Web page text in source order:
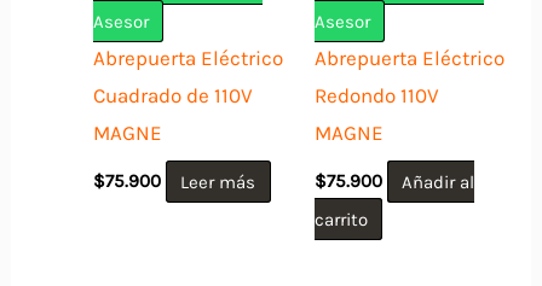
Asesor
Abrepuerta Eléctrico
Cuadrado de 110V
MAGNE
$75.900 Leer más
Asesor
Abrepuerta Eléctrico
Redondo 110V
MAGNE
$75.900
Añadir al
carrito